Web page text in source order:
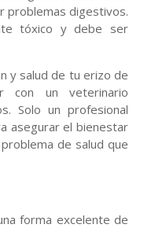
problemas digestivos.
tóxico y debe ser
y salud de tu erizo de
con un veterinario
Solo un profesional
asegurar el bienestar
de salud que
forma excelente de